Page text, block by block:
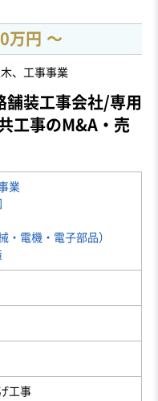
万円 〜
、工事事業
舗装工事会社/専用
工事のM&A・売
業
・電機・電子部品）
工事